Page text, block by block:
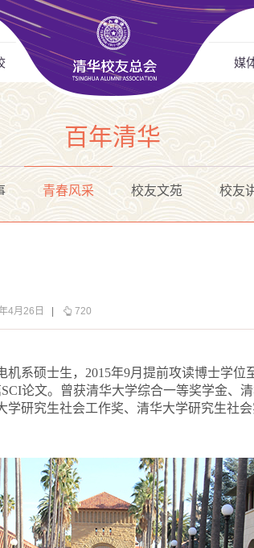
媒
百年清华
青春风采 校友文苑 校友
4月26日 720
机系硕士生，2015年9月提前攻读博士学
论文。曾获清华大学综合一等奖学金、
学研究生社会工作奖、清华大学研究生社